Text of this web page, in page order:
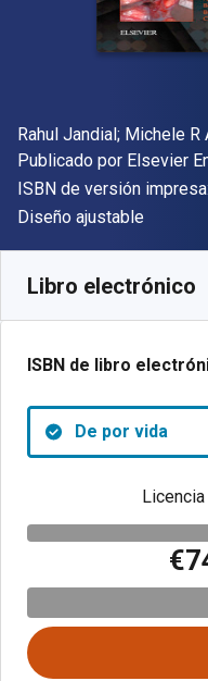
Autor(es)
Rahul Jandial; Michele
Editorial
Publicado por Elsevier
ISBN de versión impresa:
Formato
Diseño ajustable
Libro electrónico
ISBN de libro
De por vida